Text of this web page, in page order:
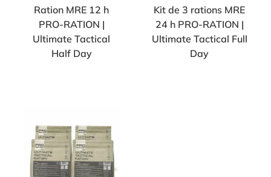
Ration MRE 12 h
PRO-RATION |
Ultimate Tactical
Half Day
Kit de 3 rations MRE
24 h PRO-RATION |
Ultimate Tactical Full
Day